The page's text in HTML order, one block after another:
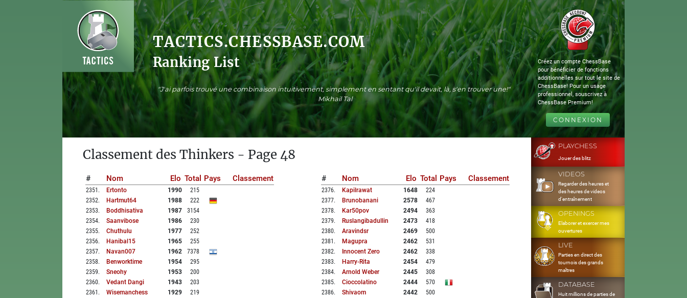
TACTICS.CHESSBASE.COM
Ranking List
"J'ai parfois trouvé une combinaison intuitivement, simplement en sentant qu'il devait, là, s'en trouver une!"
Mikhail Tal
Créez un compte ChessBase
pour bénéficier de fonctions
additionnelles sur tout le site de
ChessBase! Pour un usage
professionnel, souscrivez à
ChessBase Premium!
CONNEXION
Classement des Thinkers - Page 48
# Nom Elo Total Pays Classement
2351 . Ertonto 1990
215
2352. Hartmut64 1988
222
2353. Boddhisativa 1987
3154
2354. Saanvibose 1986
230
2355. Chuthulu 1977
252
2356. Hanibal15 1965
255
2357. Navan007 1962
7378
2358. Benworktime 1954
295
2359. Sneohy 1953
200
2360. Vedant Dangi 1943
203
2361 . Wisemanchess 1929
219
# Nom Elo Total Pays Classement
2376. Kapilrawat 1648
224
2377. Brunobanani 2578
467
2378. Kar50pov 2494
363
2379. Ruslangibadullin 2473
418
2380. Aravindsr 2469
500
2381 . Magupra 2462
531
2382. Innocent Zero 2462
338
2383. Harry-Rita 2454
479
2384. Arnold Weber 2445
308
2385. Cioccolatino 2444
570
2386. Shivaom 2442
500
PLAYCHESS
Jouer des blitz
VIDEOS
Regarder des heures et
des heures de videos
d'entraînement
OPENINGS
Elaborer et exercer mes
ouvertures
LIVE
Parties en direct des
tournois des grands
maîtres
DATABASE
Huit millions de parties de